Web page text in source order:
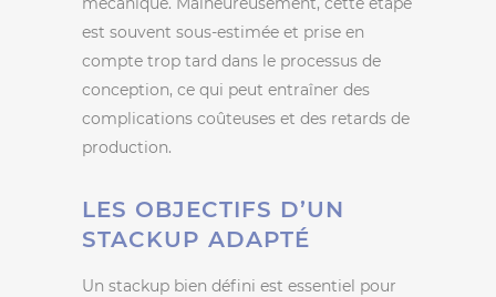
est souvent sous-estimée et prise en
compte trop tard dans le processus de
conception, ce qui peut entraîner des
complications coûteuses et des retards de
production.
LES OBJECTIFS D’UN
STACKUP ADAPTÉ
Un stackup bien défini est essentiel pour